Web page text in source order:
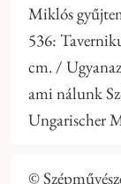
Miklós
536:
cm. /
ami nálunk
Ungarischer
©